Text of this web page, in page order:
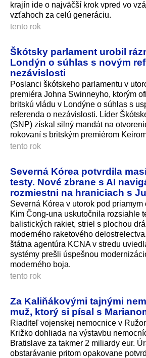
krajín ide o najväčší krok vpred vo
vzťahoch za celú generáciu.
tento rok
Škótsky parlament urobil
Londýn o súhlas s novým
nezávislosti
Poslanci škótskeho parlamentu v
premiéra Johna Swinneyho, ktorým
britskú vládu v Londýne o súhlas s
referenda o nezávislosti. Líder
(SNP) získal silný mandát na
rokovaní s britským premiérom
tento rok
Severná Kórea potvrdila
testy. Nové zbrane s AI
rozmiestni na hraniciach s
Severná Kórea v utorok pod
Kim Čong-una uskutočnila rozsiahle
balistických rakiet, striel s plochou
moderného raketového
štátna agentúra KCNA v stredu
systémy prešli úspešnou
moderného boja.
tento rok
Za Kaliňákovými tajnými
muž, ktorý si písal s
Riaditeľ vojenskej nemocnice v
Križko dohliada na výstavbu
Bratislave za takmer 2 miliardy eur.
obstarávanie pritom opakovane